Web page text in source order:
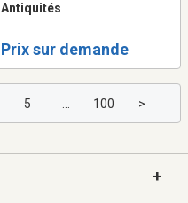
Antiquités
Prix sur demande
5 100 >
+